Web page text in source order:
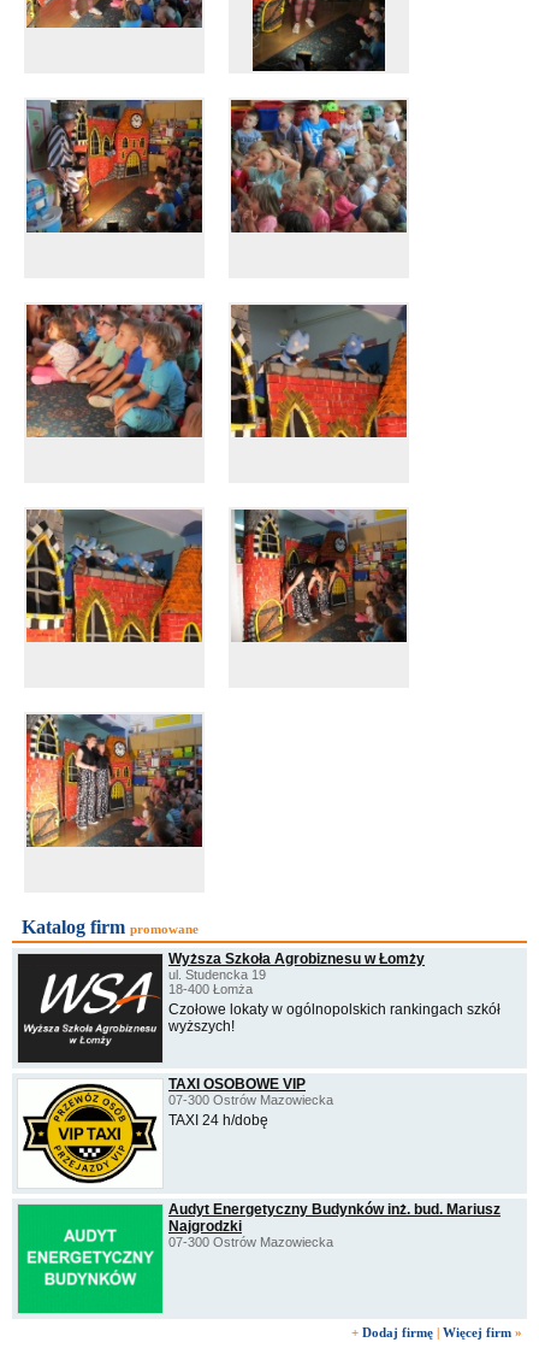
Katalog firm promowane
Wyższa Szkoła Agrobiznesu w Łomży
ul. Studencka 19
18-400 Łomża
Czołowe lokaty w ogólnopolskich rankingach szkół
wyższych!
TAXI OSOBOWE VIP
07-300 Ostrów Mazowiecka
TAXI 24 h/dobę
Audyt Energetyczny Budynków inż. bud. Mariusz
Najgrodzki
07-300 Ostrów Mazowiecka
+ Dodaj firmę | Więcej firm »